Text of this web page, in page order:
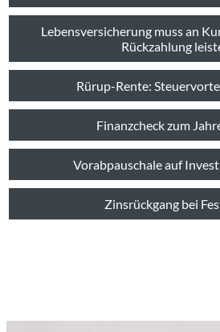
Lebensversicherung muss an
Rückzahlung
Rürup-Rente:
Finanzcheck zum
Vorabpauschale auf
Zinsrückgang bei